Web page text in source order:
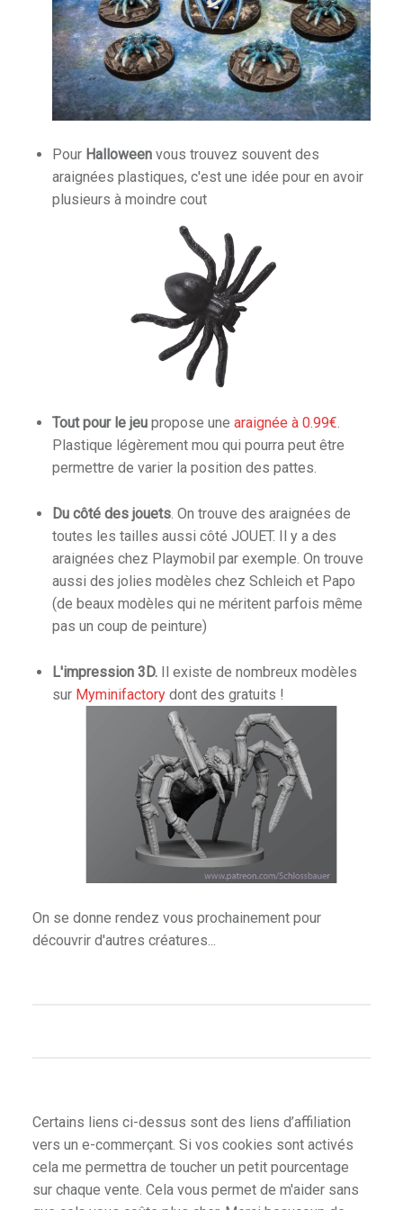
Deep
Spellslingers
Pour Halloweenvous trouvez souvent des
araignées plastiques, c'est une idée pour en avoir
plusieurs à moindre cout
Tout pour le jeupropose une araignée à 0.99€.
Plastique légèrement mou qui pourra peut être
permettre de varier la position des pattes.
Du côté des jouets. On trouve des araignées de
toutes les tailles aussi côté JOUET. Il y a des
araignées chez Playmobil par exemple. On trouve
aussi des jolies modèles chez Schleich et Papo
(de beaux modèles qui ne méritent parfois même
pas un coup de peinture)
L'impression 3D.Il existe de nombreux modèles
sur Myminifactorydont des gratuits !
On se donne rendez vous prochainement pour
découvrir d'autres créatures...
Certains liens ci-dessus sont des liens d’affiliation
vers un e-commerçant. Si vos cookies sont activés
cela me permettra de toucher un petit pourcentage
sur chaque vente. Cela vous permet de m'aider sans